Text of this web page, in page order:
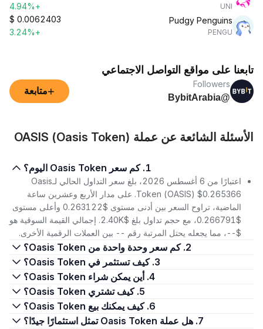
UNI
+4.94%
Pudgy Penguins
PENGU
$ 0.0062403
+3.24%
تابعنا على مواقع التواصل الاجتماعي
Followers
@BybitArabia
+متابعة
الأسئلة الشائعة عن عملة OASIS (Oasis Token)
1. كم سعر Oasis Token اليوم؟
اعتبارًا من 6 أغسطس 2026، بلغ سعر التداول الحالي لـOasis
Token (OASIS) $0.265366. على مدار الأربع وعشرين ساعة
الماضية، تراوح السعر بين أدنى مستوى $0.263122 وأعلى مستوى
$0.266791، مع حجم تداول بلغ $2.40K. إجمالي القيمة السوقية هو
$--، مما يجعله يحتل المرتبة رقم -- بين العملات الرقمية الأخرى.
2. كم سعر وحدة واحدة من Oasis Token؟
3. كيف تستثمر في Oasis Token؟
4. أين يمكن شراء Oasis Token؟
5. كيف تشتري Oasis Token؟
6. كيف يمكنك بيع Oasis Token؟
7. هل عملة Oasis Token تمثل استثمارًا جيدًا؟